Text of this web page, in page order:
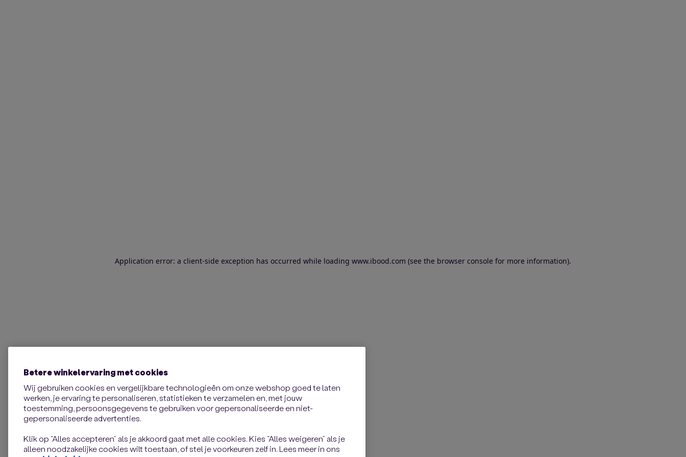
Application error: a client-side exception has occurred while loading www.ibood.com (see the browser console for more information).
Betere winkelervaring met cookies
Wij gebruiken cookies en vergelijkbare technologieën om onze webshop goed te laten
werken, je ervaring te personaliseren, statistieken te verzamelen en, met jouw
toestemming, persoonsgegevens te gebruiken voor gepersonaliseerde en niet-
gepersonaliseerde advertenties.
Klik op “Alles accepteren” als je akkoord gaat met alle cookies. Kies “Alles weigeren” als je
alleen noodzakelijke cookies wilt toestaan, of stel je voorkeuren zelf in. Lees meer in ons